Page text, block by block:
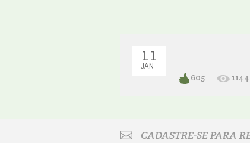
11
JAN
605 1144
CADASTRE-SE PARA